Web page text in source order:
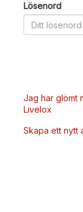
Lösenord
Jag har glömt
Livelox
Skapa ett nytt